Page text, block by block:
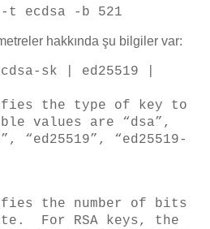
t ecdsa -b 521
hakkında şu bilgiler var:
sk | ed25519 |
type of key to
values are “dsa”,
“ed25519”, “ed25519-
number of bits
For RSA keys, the